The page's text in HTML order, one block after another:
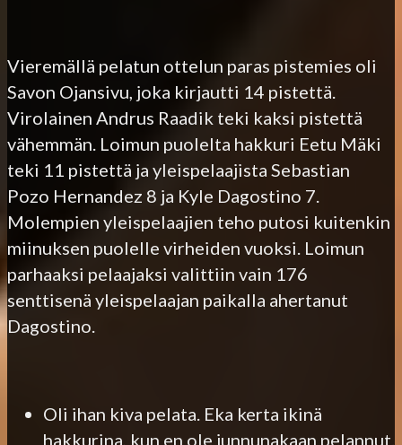
Vieremällä pelatun ottelun paras pistemies oli
Savon Ojansivu, joka kirjautti 14 pistettä.
Virolainen Andrus Raadik teki kaksi pistettä
vähemmän. Loimun puolelta hakkuri Eetu Mäki
teki 11 pistettä ja yleispelaajista Sebastian
Pozo Hernandez 8 ja Kyle Dagostino 7.
Molempien yleispelaajien teho putosi kuitenkin
miinuksen puolelle virheiden vuoksi. Loimun
parhaaksi pelaajaksi valittiin vain 176
senttisenä yleispelaajan paikalla ahertanut
Dagostino.
Oli ihan kiva pelata. Eka kerta ikinä
hakkurina, kun en ole junnunakaan pelannut.